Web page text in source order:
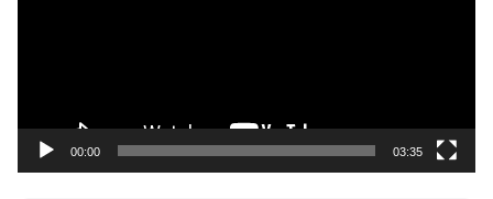
00:00 03:35